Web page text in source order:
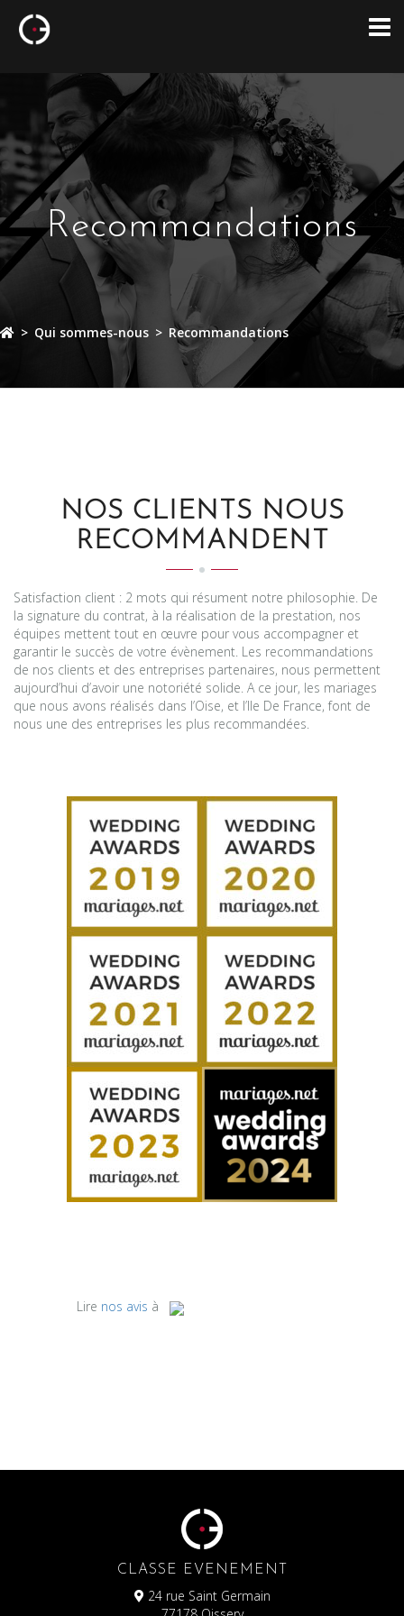
Recommandations
> Qui sommes-nous > Recommandations
NOS CLIENTS NOUS
RECOMMANDENT
Satisfaction client : 2 mots qui résument notre philosophie. De
la signature du contrat, à la réalisation de la prestation, nos
équipes mettent tout en œuvre pour vous accompagner et
garantir le succès de votre évènement. Les recommandations
de nos clients et des entreprises partenaires, nous permettent
aujourd’hui d’avoir une notoriété solide. A ce jour, les mariages
que nous avons réalisés dans l’Oise, et l’Ile De France, font de
nous une des entreprises les plus recommandées.
Lire nos avis à
CLASSE EVENEMENT
24 rue Saint Germain